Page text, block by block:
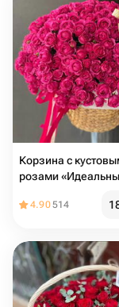
Корзина с
розами
4.90514